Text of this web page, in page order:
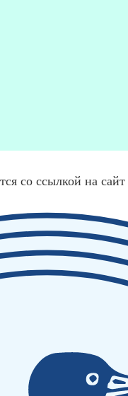
со ссылкой на сайт